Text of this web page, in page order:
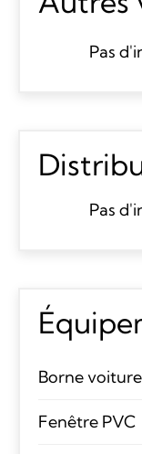
Pas
Pas
Borne
Fenêtre PVC